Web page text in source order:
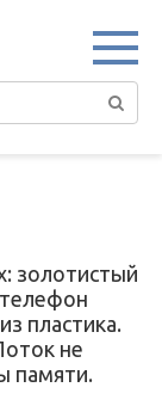
золотистый
пластика.
не
памяти.